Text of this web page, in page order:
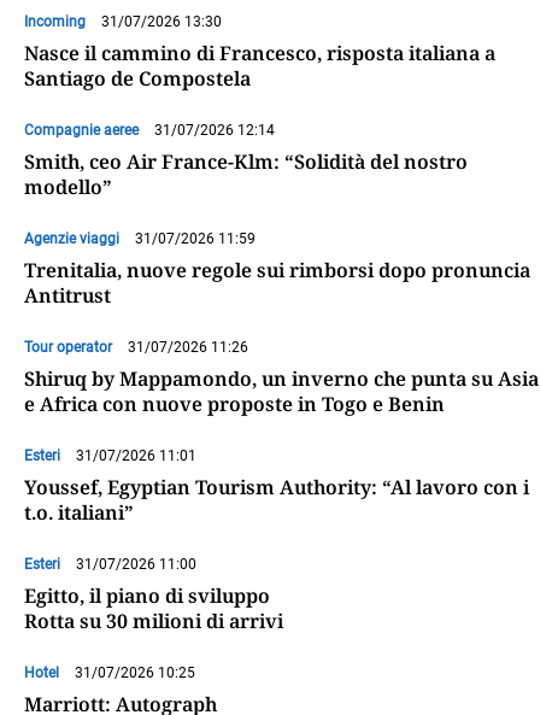
Incoming 31/07/2026 13:30
Nasce il cammino di Francesco, risposta italiana a
Santiago de Compostela
Compagnie aeree 31/07/2026 12:14
Smith, ceo Air France-Klm: “Solidità del nostro
modello”
Agenzie viaggi 31/07/2026 11:59
Trenitalia, nuove regole sui rimborsi dopo pronuncia
Antitrust
Tour operator 31/07/2026 11:26
Shiruq by Mappamondo, un inverno che punta su Asia
e Africa con nuove proposte in Togo e Benin
Esteri 31/07/2026 11:01
Youssef, Egyptian Tourism Authority: “Al lavoro con i
t.o. italiani”
Esteri 31/07/2026 11:00
Egitto, il piano di sviluppo
Rotta su 30 milioni di arrivi
Hotel 31/07/2026 10:25
Marriott: Autograph